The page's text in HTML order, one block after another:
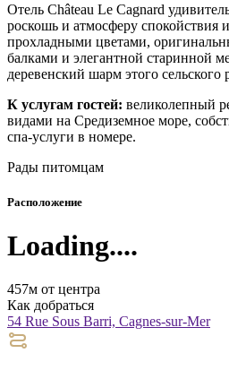
Отель Château Le Cagnard
роскошь и атмосферу спокойствия
прохладными цветами,
балками и элегантной старинной
деревенский шарм этого сельского
К услугам гостей: великолепный
видами на Средиземное море,
спа-услуги в номере.
Рады питомцам
Расположение
Loading....
457м от центра
Как добраться
54 Rue Sous Barri, Cagnes-sur-Mer